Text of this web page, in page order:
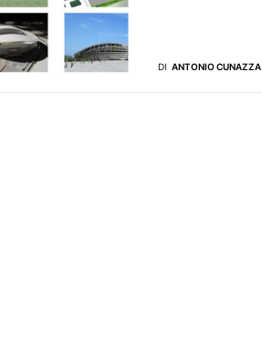
DI ANTONIO CUNAZZA